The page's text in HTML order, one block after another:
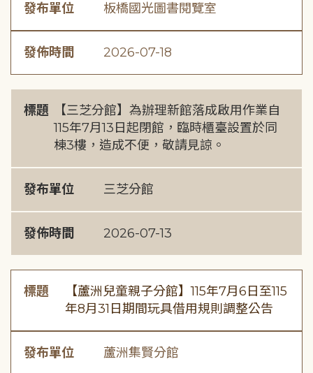
發布單位 板橋國光圖書閱覽室
發佈時間 2026-07-18
標題
【三芝分館】為辦理新館落成啟用作業自
115年7月13日起閉館，臨時櫃臺設置於同
棟3樓，造成不便，敬請見諒。
發布單位 三芝分館
發佈時間 2026-07-13
標題
【蘆洲兒童親子分館】115年7月6日至115
年8月31日期間玩具借用規則調整公告
發布單位 蘆洲集賢分館